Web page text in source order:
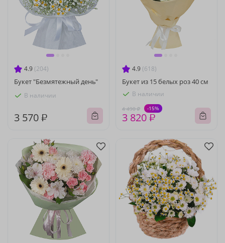
4.9 (204)
Букет "Безмятежный день"
В наличии
3 570 ₽
4.9 (618)
Букет из 15 белых роз 40 см
В наличии
4 490 ₽ -15%
3 820 ₽